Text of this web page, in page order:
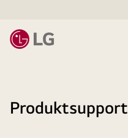
Produktsupport